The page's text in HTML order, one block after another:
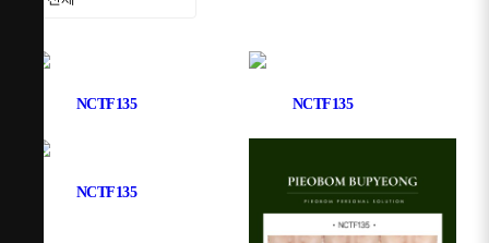
NCTF135 NCTF135
NCTF135